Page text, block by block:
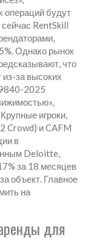
операций будут
RentSkill
Однако рынок
что
из-за высоких
2025
игроки,
Crowd) и CAFM
в
Deloitte,
за 18 месяцев
объект. Главное
на
для